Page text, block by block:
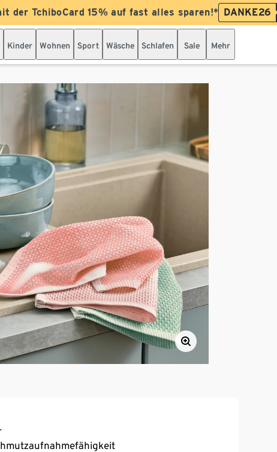
der TchiboCard 15% auf fast alles sparen!* DANKE26
Kinder Wohnen Sport Wäsche Schlafen Sale Mehr